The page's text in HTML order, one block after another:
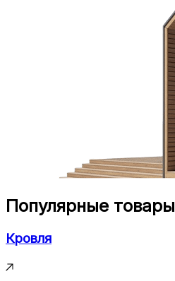
Популярные товары
Кровля